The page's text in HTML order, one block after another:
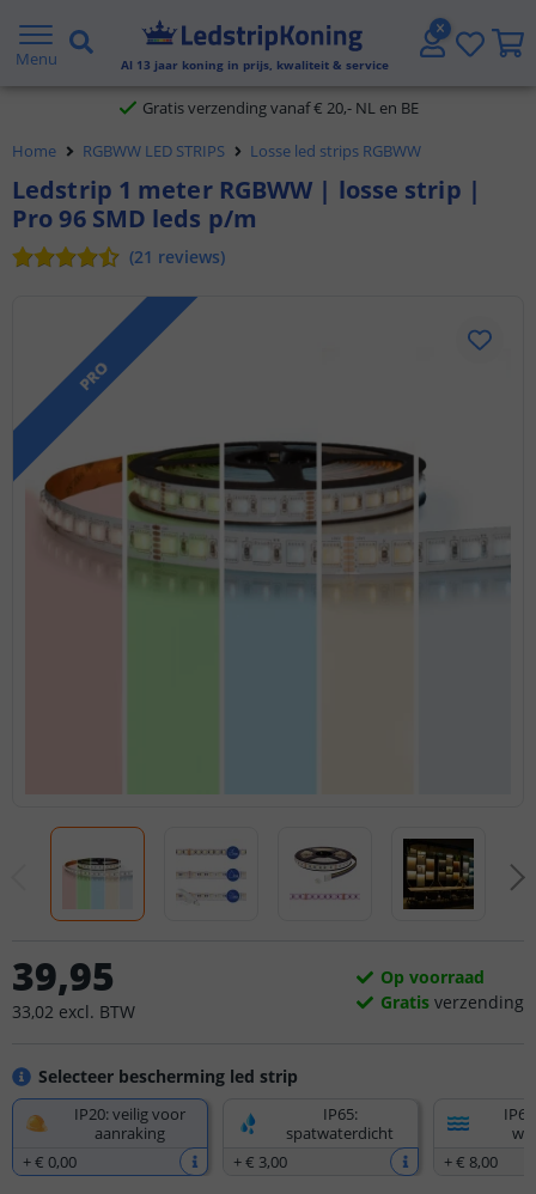
Menu Al 13 jaar koning in prijs, kwaliteit & service
5 jaar garantie
Gratis verzending vanaf € 20,- NL en BE
Voor 23:45 uur besteld,morgen in huis
Home RGBWW LED STRIPS Losse led strips RGBWW
Ledstrip 1 meter RGBWW | losse strip |
Pro 96 SMD leds p/m
(21 reviews)
PRO
Selecteer bescherming led strip
IP20: veilig voor
aanraking
+€ 0,00
IP65:
spatwaterdicht
+€ 3,00
+€ 8,00
39,95
33,02 excl. BTW
Op voorraad
Gratis verzending